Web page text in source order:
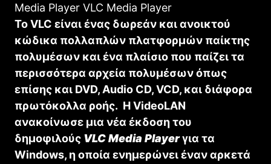
Το VLC είναι ένας δωρεάν και ανοικτού
κώδικα πολλαπλών πλατφορμών παίκτης
πολυμέσων και ένα πλαίσιο που παίζει τα
περισσότερα αρχεία πολυμέσων όπως
επίσης και DVD, Audio CD, VCD, και διάφορα
πρωτόκολλα ροής. Η VideoLAN
ανακοίνωσε μια νέα έκδοση του
δημοφιλούς VLC Media Playerγια τα
Windows, η οποία ενημερώνει έναν αρκετά